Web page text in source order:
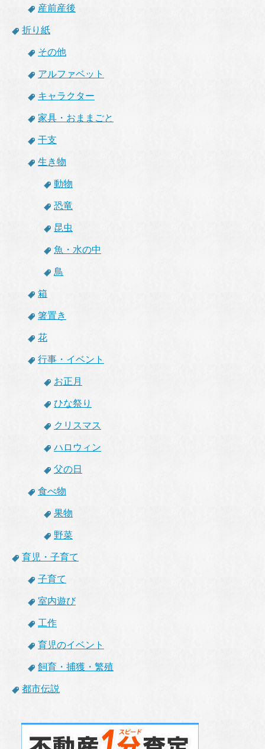
産前産後
折り紙
その他
アルファベット
キャラクター
家具・おままごと
干支
生き物
動物
恐竜
昆虫
魚・水の中
鳥
箱
箸置き
花
行事・イベント
お正月
ひな祭り
クリスマス
ハロウィン
父の日
食べ物
果物
野菜
育児・子育て
子育て
室内遊び
工作
育児のイベント
飼育・捕獲・繁殖
都市伝説